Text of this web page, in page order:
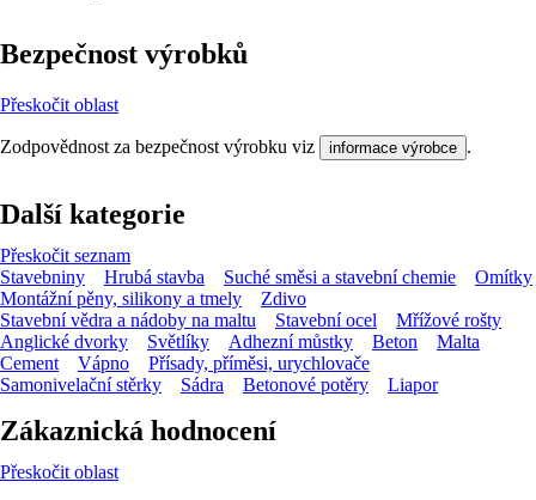
Bezpečnost výrobků
Přeskočit oblast
Zodpovědnost za bezpečnost výrobku viz informace výrobce .
Další kategorie
Přeskočit seznam
Stavebniny
Hrubá stavba Suché směsi a stavební chemie
Omítky
Montážní pěny, silikony a tmely
Zdivo
Stavební vědra a nádoby na maltu
Stavební ocel
Mřížové rošty
Anglické dvorky
Světlíky Adhezní můstky Beton
Malta
Cement
Vápno
Přísady, příměsi, urychlovače
Samonivelační stěrky
Sádra Betonové potěry Liapor
Zákaznická hodnocení
Přeskočit oblast